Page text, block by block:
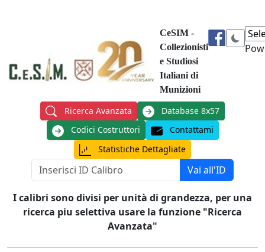
CeSIM -
Collezionisti
e Studiosi
Italiani di
Munizioni
Ricerca Avanzata
Database 8x57
Codici Costruttori
Contattami
Statistiche Dettagliate
Vai all'ID
I calibri sono divisi per unità di grandezza, per una
ricerca piu selettiva usare la funzione "Ricerca
Avanzata"